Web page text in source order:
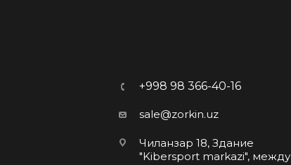
+998 98 366-40-16
sale@zorkin.uz
Чиланзар 18, Здание
"Kibersport markazi", между